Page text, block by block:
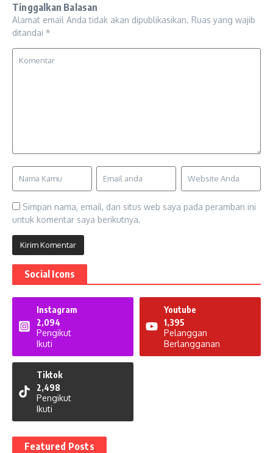
Tinggalkan Balasan
Alamat email Anda tidak akan dipublikasikan. Ruas yang wajib
ditandai *
Simpan nama, email, dan situs web saya pada peramban ini
untuk komentar saya berikutnya.
Social Icons
Instagram
2,094
Pengikut
Ikuti
Youtube
1,395
Pelanggan
Berlangganan
Tiktok
2,498
Pengikut
Ikuti
Featured Posts